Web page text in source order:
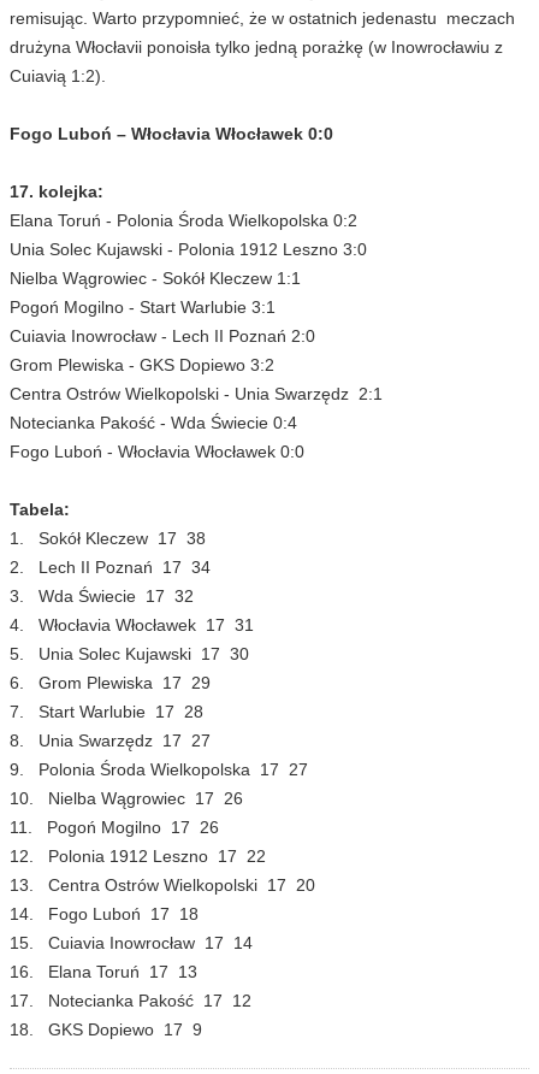
remisując. Warto przypomnieć, że w ostatnich jedenastu meczach
drużyna Włocłavii ponoisła tylko jedną porażkę (w Inowrocławiu z
Cuiavią 1:2).
Fogo Luboń – Włocłavia Włocławek 0:0
17. kolejka:
Elana Toruń - Polonia Środa Wielkopolska 0:2
Unia Solec Kujawski - Polonia 1912 Leszno 3:0
Nielba Wągrowiec - Sokół Kleczew 1:1
Pogoń Mogilno - Start Warlubie 3:1
Cuiavia Inowrocław - Lech II Poznań 2:0
Grom Plewiska - GKS Dopiewo 3:2
Centra Ostrów Wielkopolski - Unia Swarzędz 2:1
Notecianka Pakość - Wda Świecie 0:4
Fogo Luboń - Włocłavia Włocławek 0:0
Tabela:
1. Sokół Kleczew 17 38
2. Lech II Poznań 17 34
3. Wda Świecie 17 32
4. Włocłavia Włocławek 17 31
5. Unia Solec Kujawski 17 30
6. Grom Plewiska 17 29
7. Start Warlubie 17 28
8. Unia Swarzędz 17 27
9. Polonia Środa Wielkopolska 17 27
10. Nielba Wągrowiec 17 26
11. Pogoń Mogilno 17 26
12. Polonia 1912 Leszno 17 22
13. Centra Ostrów Wielkopolski 17 20
14. Fogo Luboń 17 18
15. Cuiavia Inowrocław 17 14
16. Elana Toruń 17 13
17. Notecianka Pakość 17 12
18. GKS Dopiewo 17 9